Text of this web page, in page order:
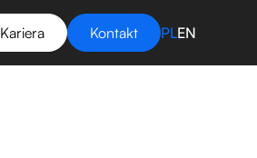
Kariera Kontakt PLEN